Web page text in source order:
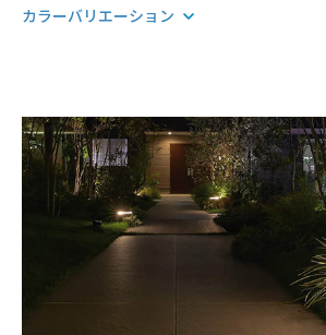
カラーバリエーション